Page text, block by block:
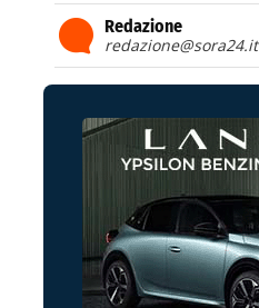
Redazione
redazione@sora24.it